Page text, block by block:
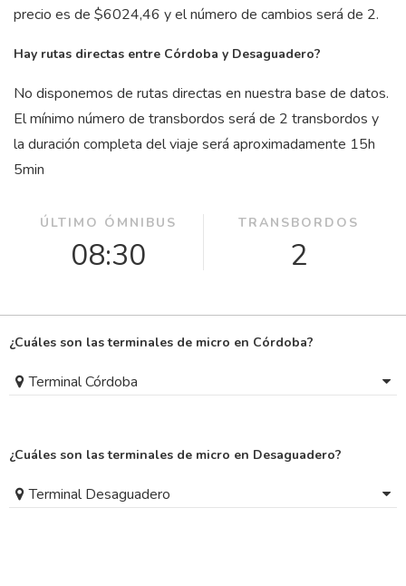
precio es de $6024,46 y el número de cambios será de 2.
Hay rutas directas entre Córdoba y Desaguadero?
No disponemos de rutas directas en nuestra base de datos.
El mínimo número de transbordos será de 2 transbordos y
la duración completa del viaje será aproximadamente 15h
5min
ÚLTIMO ÓMNIBUS
08:30
TRANSBORDOS
2
¿Cuáles son las terminales de micro en Córdoba?
Terminal Córdoba
¿Cuáles son las terminales de micro en Desaguadero?
Terminal Desaguadero